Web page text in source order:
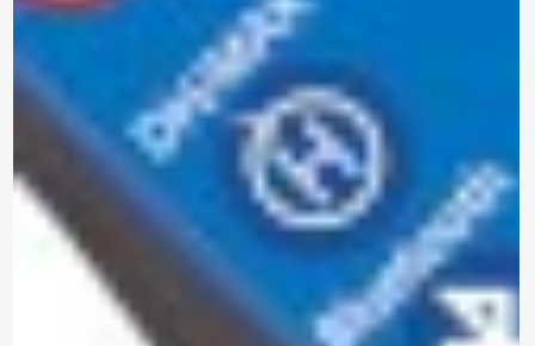
Marca: METREL
ANALIZADOR DE REDES
TRIFÁSICO
Modelo:MI 2893 EU
Trifásico
Para enviar la cotización y ponernos en
contacto contigo, necesitamos algunos
detalles adicionales. Por favor, completa el
siguiente formulario